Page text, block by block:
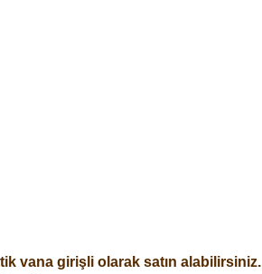
vana girişli olarak satın alabilirsiniz.